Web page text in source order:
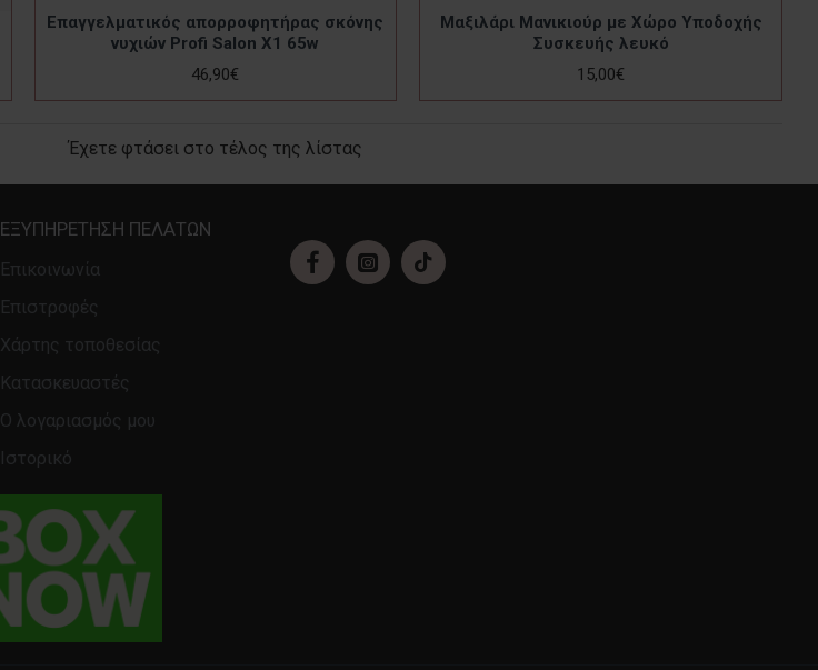
Επαγγελματικός απορροφητήρας σκόνης
νυχιών Profi Salon X1 65w
46,90€
Μαξιλάρι Μανικιούρ με Χώρο Υποδοχής
Συσκευής λευκό
15,00€
Έχετε φτάσει στο τέλος της λίστας
ΕΞΥΠΗΡΈΤΗΣΗ ΠΕΛΑΤΏΝ
Επικοινωνία
Επιστροφές
Χάρτης τοποθεσίας
Κατασκευαστές
Ο λογαριασμός μου
Ιστορικό